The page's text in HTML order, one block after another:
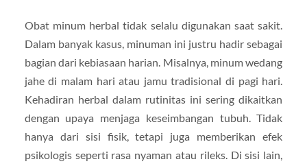
Obat minum herbal tidak selalu digunakan saat sakit.
Dalam banyak kasus, minuman ini justru hadir sebagai
bagian dari kebiasaan harian. Misalnya, minum wedang
jahe di malam hari atau jamu tradisional di pagi hari.
Kehadiran herbal dalam rutinitas ini sering dikaitkan
dengan upaya menjaga keseimbangan tubuh. Tidak
hanya dari sisi fisik, tetapi juga memberikan efek
psikologis seperti rasa nyaman atau rileks. Di sisi lain,